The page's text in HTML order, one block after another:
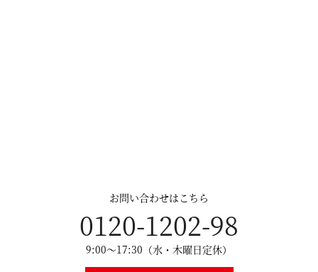
お問い合わせはこちら
0120-1202-98
9:00～17:30（水・木曜日定休）